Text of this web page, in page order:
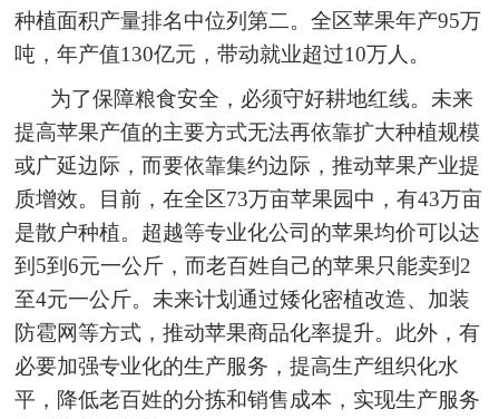
种植面积产量排名中位列第二。全区苹果年产95万
吨，年产值130亿元，带动就业超过10万人。
为了保障粮食安全，必须守好耕地红线。未来
提高苹果产值的主要方式无法再依靠扩大种植规模
或广延边际，而要依靠集约边际，推动苹果产业提
质增效。目前，在全区73万亩苹果园中，有43万亩
是散户种植。超越等专业化公司的苹果均价可以达
到5到6元一公斤，而老百姓自己的苹果只能卖到2
至4元一公斤。未来计划通过矮化密植改造、加装
防雹网等方式，推动苹果商品化率提升。此外，有
必要加强专业化的生产服务，提高生产组织化水
平，降低老百姓的分拣和销售成本，实现生产服务